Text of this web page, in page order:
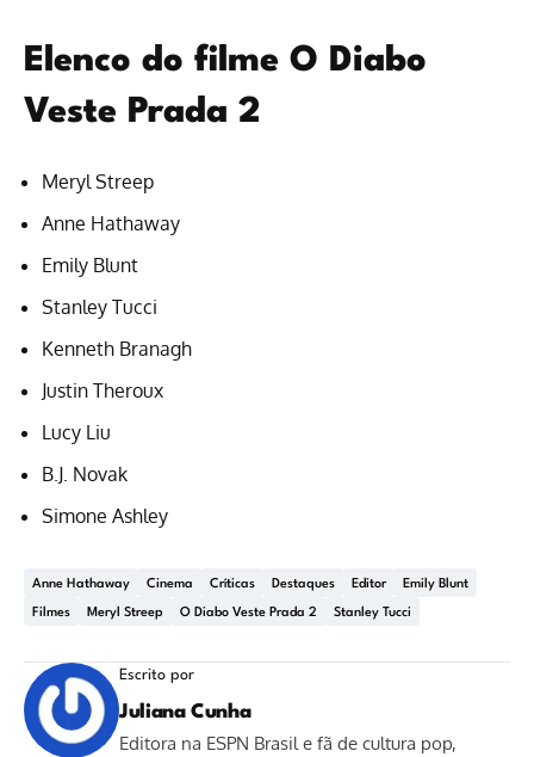
Elenco do filme O Diabo
Veste Prada 2
Meryl Streep
Anne Hathaway
Emily Blunt
Stanley Tucci
Kenneth Branagh
Justin Theroux
Lucy Liu
B.J. Novak
Simone Ashley
Anne Hathaway Cinema Críticas Destaques Editor Emily Blunt
Filmes Meryl Streep O Diabo Veste Prada 2 Stanley Tucci
Escrito por
Juliana Cunha
Editora na ESPN Brasil e fã de cultura pop,